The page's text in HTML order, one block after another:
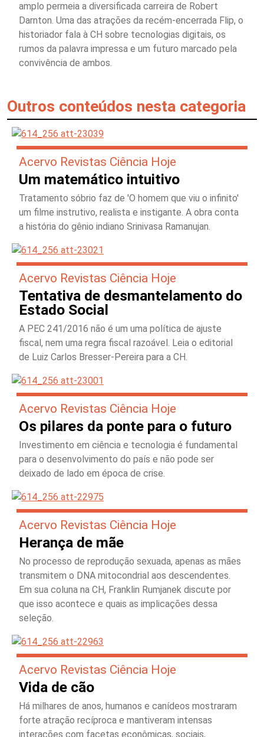
amplo permeia a diversificada carreira de Robert
Darnton. Uma das atrações da recém-encerrada Flip, o
historiador fala à CH sobre tecnologias digitais, os
rumos da palavra impressa e um futuro marcado pela
convivência de ambos.
Outros conteúdos nesta categoria
Acervo Revistas Ciência Hoje
Um matemático intuitivo
Tratamento sóbrio faz de 'O homem que viu o infinito'
um filme instrutivo, realista e instigante. A obra conta
a história do gênio indiano Srinivasa Ramanujan.
Acervo Revistas Ciência Hoje
Tentativa de desmantelamento do
Estado Social
A PEC 241/2016 não é um uma política de ajuste
fiscal, nem uma regra fiscal razoável. Leia o editorial
de Luiz Carlos Bresser-Pereira para a CH.
Acervo Revistas Ciência Hoje
Os pilares da ponte para o futuro
Investimento em ciência e tecnologia é fundamental
para o desenvolvimento do país e não pode ser
deixado de lado em época de crise.
Acervo Revistas Ciência Hoje
Herança de mãe
No processo de reprodução sexuada, apenas as mães
transmitem o DNA mitocondrial aos descendentes.
Em sua coluna na CH, Franklin Rumjanek discute por
que isso acontece e quais as implicações dessa
seleção.
Acervo Revistas Ciência Hoje
Vida de cão
Há milhares de anos, humanos e canídeos mostraram
forte atração recíproca e mantiveram intensas
interações com facetas econômicas, sociais,